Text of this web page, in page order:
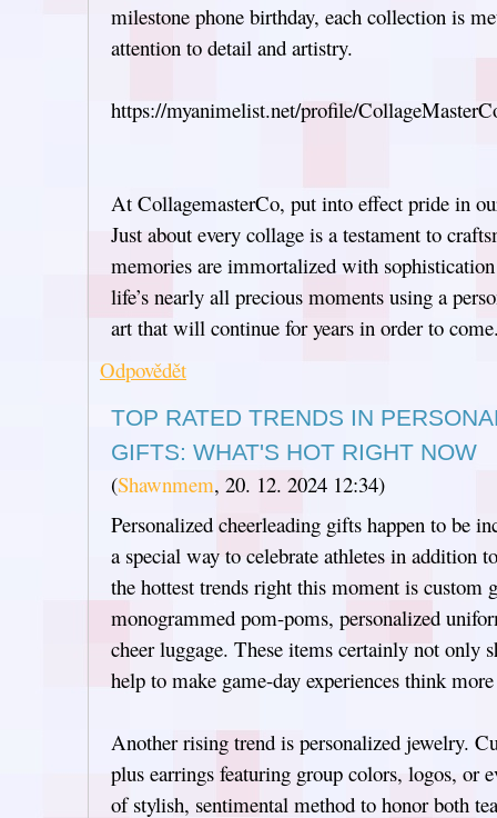
milestone phone birthday, each collection is
attention to detail and artistry.
https://myanimelist.net/profile/
At CollagemasterCo, put into effect pride in
Just about every collage is a testament to
memories are immortalized with
life’s nearly all precious moments using a
art that will continue for years in order to
Odpovědět
TOP RATED TRENDS IN
GIFTS: WHAT'S HOT RIGHT NOW
(Shawnmem, 20. 12. 2024 12:34)
Personalized cheerleading gifts happen to be
a special way to celebrate athletes in addition
the hottest trends right this moment is custom
monogrammed pom-poms, personalized
cheer luggage. These items certainly not only
help to make game-day experiences think
Another rising trend is personalized jewelry.
plus earrings featuring group colors, logos, or
of stylish, sentimental method to honor both